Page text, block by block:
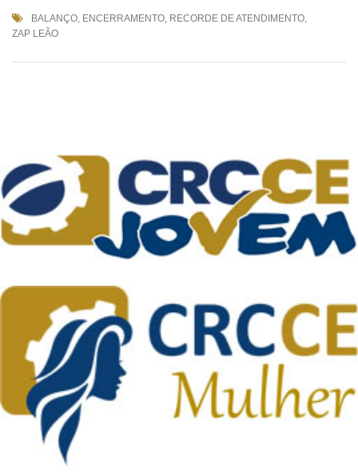
BALANÇO, ENCERRAMENTO, RECORDE DE ATENDIMENTO,
ZAP LEÃO